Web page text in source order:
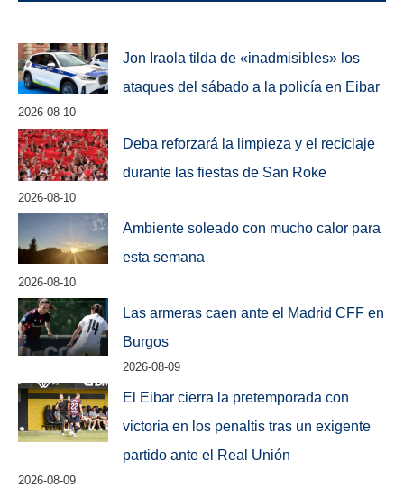
Jon Iraola tilda de «inadmisibles» los
ataques del sábado a la policía en Eibar
2026-08-10
Deba reforzará la limpieza y el reciclaje
durante las fiestas de San Roke
2026-08-10
Ambiente soleado con mucho calor para
esta semana
2026-08-10
Las armeras caen ante el Madrid CFF en
Burgos
2026-08-09
El Eibar cierra la pretemporada con
victoria en los penaltis tras un exigente
partido ante el Real Unión
2026-08-09